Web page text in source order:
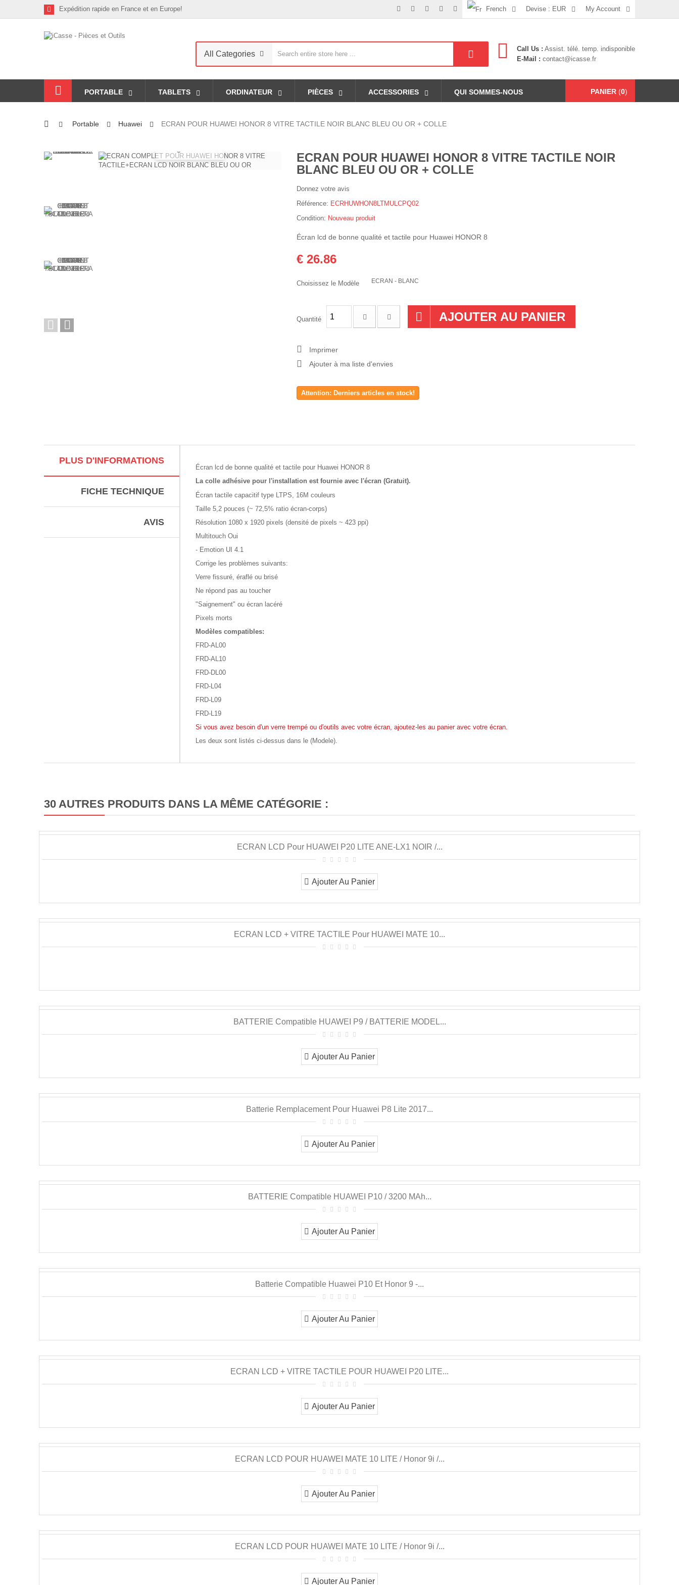
My Account
Devise : EUR
French
Expédition rapide en France et en Europe!
All Categories
Call Us : Assist. télé. temp. indisponible
E-Mail : contact@icasse.fr
PANIER (0)
PORTABLE TABLETS ORDINATEUR PIÈCES ACCESSORIES QUI SOMMES-NOUS
Portable Huawei ECRAN POUR HUAWEI HONOR 8 VITRE TACTILE NOIR BLANC BLEU OU OR + COLLE
ECRAN POUR HUAWEI HONOR 8 VITRE TACTILE NOIR
BLANC BLEU OU OR + COLLE
Donnez votre avis
Référence: ECRHUWHON8LTMULCPQ02
Condition: Nouveau produit
Écran lcd de bonne qualité et tactile pour Huawei HONOR 8
€ 26.86
Choisissez le Modèle ECRAN - BLANC
Quantité AJOUTER AU PANIER
Imprimer
Ajouter à ma liste d'envies
Attention: Derniers articles en stock!
PLUS D'INFORMATIONS
FICHE TECHNIQUE
AVIS
Écran lcd de bonne qualité et tactile pour Huawei HONOR 8
La colle adhésive pour l'installation est fournie avec l'écran (Gratuit).
Écran tactile capacitif type LTPS, 16M couleurs
Taille 5,2 pouces (~ 72,5% ratio écran-corps)
Résolution 1080 x 1920 pixels (densité de pixels ~ 423 ppi)
Multitouch Oui
- Emotion UI 4.1
Corrige les problèmes suivants:
Verre fissuré, éraflé ou brisé
Ne répond pas au toucher
"Saignement" ou écran lacéré
Pixels morts
Modèles compatibles:
FRD-AL00
FRD-AL10
FRD-DL00
FRD-L04
FRD-L09
FRD-L19
Si vous avez besoin d'un verre trempé ou d'outils avec votre écran, ajoutez-les au panier avec votre écran.
Les deux sont listés ci-dessus dans le (Modele).
30 AUTRES PRODUITS DANS LA MÊME CATÉGORIE :
ECRAN LCD Pour HUAWEI P20 LITE ANE-LX1 NOIR /...
Ajouter Au Panier
ECRAN LCD + VITRE TACTILE Pour HUAWEI MATE 10...
BATTERIE Compatible HUAWEI P9 / BATTERIE MODEL...
Ajouter Au Panier
Batterie Remplacement Pour Huawei P8 Lite 2017...
Ajouter Au Panier
BATTERIE Compatible HUAWEI P10 / 3200 MAh...
Ajouter Au Panier
Batterie Compatible Huawei P10 Et Honor 9 -...
Ajouter Au Panier
ECRAN LCD + VITRE TACTILE POUR HUAWEI P20 LITE...
Ajouter Au Panier
ECRAN LCD POUR HUAWEI MATE 10 LITE / Honor 9i /...
Ajouter Au Panier
ECRAN LCD POUR HUAWEI MATE 10 LITE / Honor 9i /...
Ajouter Au Panier